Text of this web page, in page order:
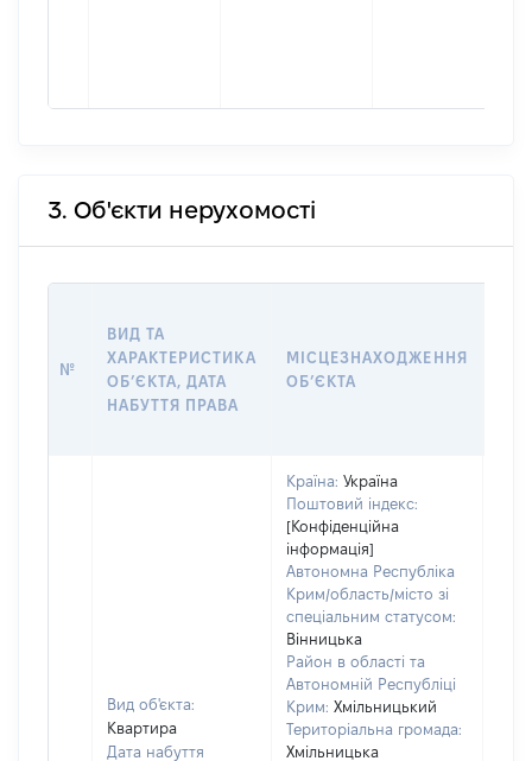
3. Об'єкти нерухомості
№
ВИД ТА
ХАРАКТЕРИСТИКА
ОБʼЄКТА, ДАТА
НАБУТТЯ ПРАВА
МІСЦЕЗНАХОДЖЕННЯ
ОБʼЄКТА
Вид об'єкта:
Квартира
Дата набуття
Країна: Україна
Поштовий індекс:
[Конфіденційна
інформація]
Автономна Республіка
Крим/область/місто зі
спеціальним статусом:
Вінницька
Район в області та
Автономній Республіці
Крим: Хмільницький
Територіальна громада:
Хмільницька